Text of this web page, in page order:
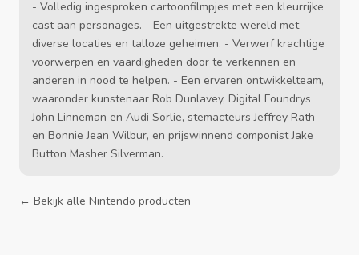
- Volledig ingesproken cartoonfilmpjes met een kleurrijke
cast aan personages. - Een uitgestrekte wereld met
diverse locaties en talloze geheimen. - Verwerf krachtige
voorwerpen en vaardigheden door te verkennen en
anderen in nood te helpen. - Een ervaren ontwikkelteam,
waaronder kunstenaar Rob Dunlavey, Digital Foundrys
John Linneman en Audi Sorlie, stemacteurs Jeffrey Rath
en Bonnie Jean Wilbur, en prijswinnend componist Jake
Button Masher Silverman.
← Bekijk alle Nintendo producten